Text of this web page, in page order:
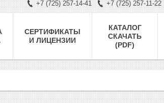
+7 (725) 257-14-41 +7 (725) 257-11-22
СЕРТИФИКАТЫ
И ЛИЦЕНЗИИ
КАТАЛОГ
СКАЧАТЬ
(PDF)